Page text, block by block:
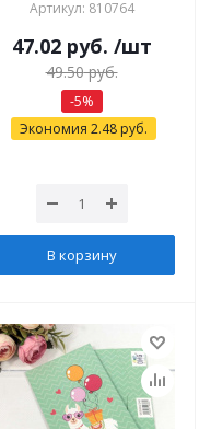
Артикул: 810764
47.02руб. /шт
49.50руб.
-5%
Экономия 2.48руб.
В корзину